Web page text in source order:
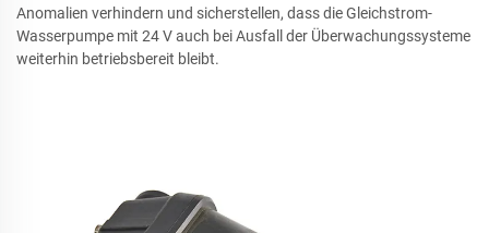
Anomalien verhindern und sicherstellen, dass die Gleichstrom-
Wasserpumpe mit 24 V auch bei Ausfall der Überwachungssysteme
weiterhin betriebsbereit bleibt.